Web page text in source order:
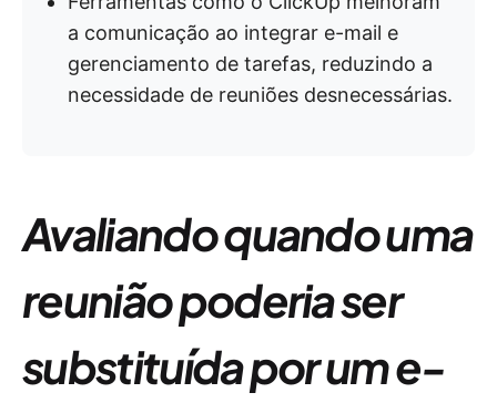
a comunicação ao integrar e-mail e
gerenciamento de tarefas, reduzindo a
necessidade de reuniões desnecessárias.
Avaliando quando uma
reunião poderia ser
substituída por um e-